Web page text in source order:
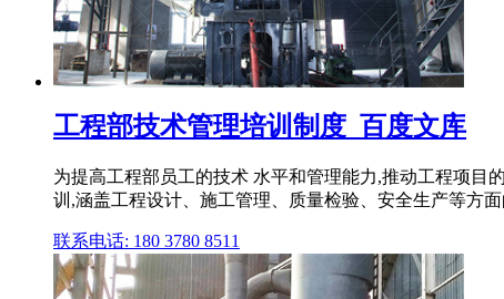
工程部技术管理培训制度_百度文库
为提高工程部员工的技术 水平和管理能力,推动工程项目
训,涵盖工程设计、施工管理、质量检验、安全生产等方面
联系电话: 180 3780 8511